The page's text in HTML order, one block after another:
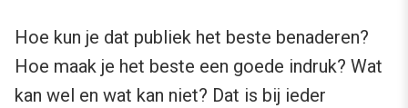
Hoe kun je dat publiek het beste benaderen?
Hoe maak je het beste een goede indruk? Wat
kan wel en wat kan niet? Dat is bij ieder